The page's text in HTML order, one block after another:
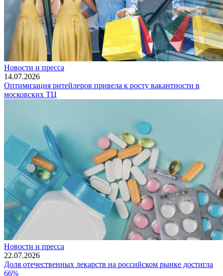
Новости и пресса
14.07.2026
Оптимизация ритейлеров привела к росту вакантности в
московских ТЦ
Новости и пресса
22.07.2026
Доля отечественных лекарств на российском рынке достигла
66%